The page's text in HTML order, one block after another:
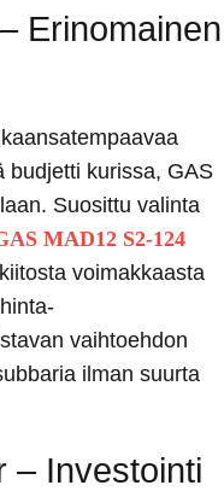
Erinomainen
budjetti kurissa, GAS
Suosittu valinta
MAD12 S2-124
voimakkaasta
vaihtoehdon
ilman suurta
– Investointi